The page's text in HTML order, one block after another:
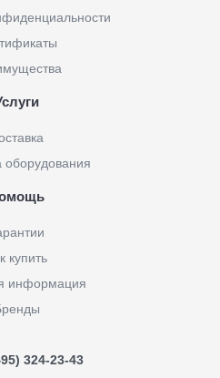
оборудования
купить
информация
324-23-43